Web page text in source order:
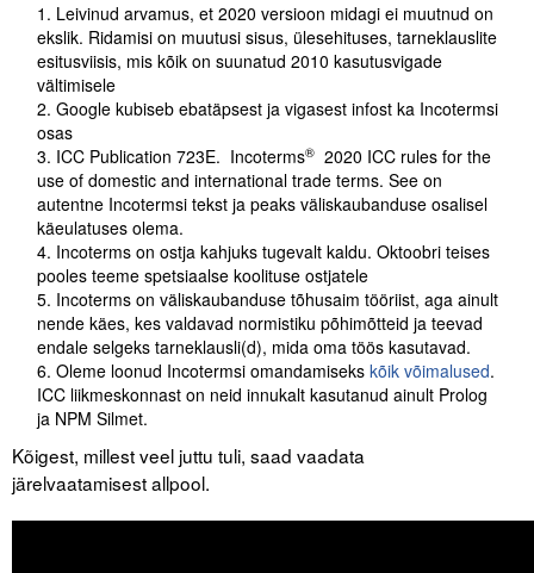
Leivinud arvamus, et 2020 versioon midagi ei muutnud on
ekslik. Ridamisi on muutusi sisus, ülesehituses, tarneklauslite
esitusviisis, mis kõik on suunatud 2010 kasutusvigade
vältimisele
Google kubiseb ebatäpsest ja vigasest infost ka Incotermsi
osas
ICC Publication 723E. Incoterms® 2020 ICC rules for the
use of domestic and international trade terms. See on
autentne Incotermsi tekst ja peaks väliskaubanduse osalisel
käeulatuses olema.
Incoterms on ostja kahjuks tugevalt kaldu. Oktoobri teises
pooles teeme spetsiaalse koolituse ostjatele
Incoterms on väliskaubanduse tõhusaim tööriist, aga ainult
nende käes, kes valdavad normistiku põhimõtteid ja teevad
endale selgeks tarneklausli(d), mida oma töös kasutavad.
Oleme loonud Incotermsi omandamiseks kõik võimalused.
ICC liikmeskonnast on neid innukalt kasutanud ainult Prolog
ja NPM Silmet.
Kõigest, millest veel juttu tuli, saad vaadata
järelvaatamisest allpool.